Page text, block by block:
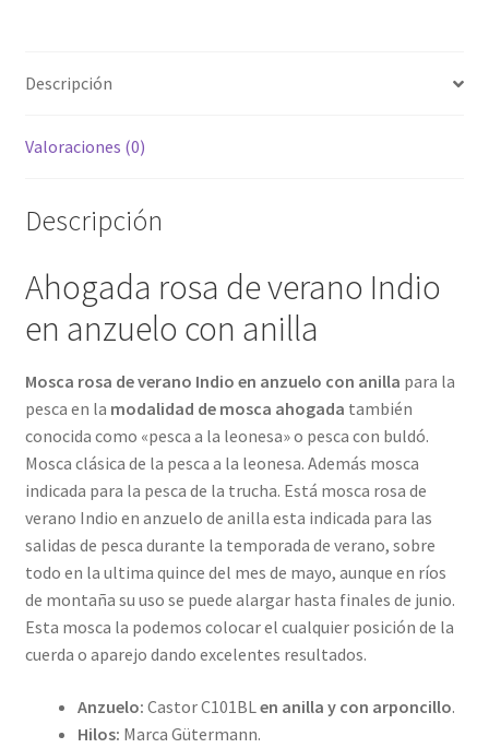
Descripción
Valoraciones (0)
Descripción
Ahogada rosa de verano Indio
en anzuelo con anilla
Mosca rosa de verano Indio en anzuelo con anilla para la
pesca en la modalidad de mosca ahogada también
conocida como «pesca a la leonesa» o pesca con buldó.
Mosca clásica de la pesca a la leonesa. Además mosca
indicada para la pesca de la trucha. Está mosca rosa de
verano Indio en anzuelo de anilla esta indicada para las
salidas de pesca durante la temporada de verano, sobre
todo en la ultima quince del mes de mayo, aunque en ríos
de montaña su uso se puede alargar hasta finales de junio.
Esta mosca la podemos colocar el cualquier posición de la
cuerda o aparejo dando excelentes resultados.
Anzuelo: Castor C101BL en anilla y con arponcillo.
Hilos: Marca Gütermann.